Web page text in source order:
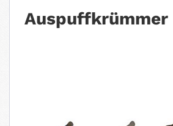
Auspuffkrümmer